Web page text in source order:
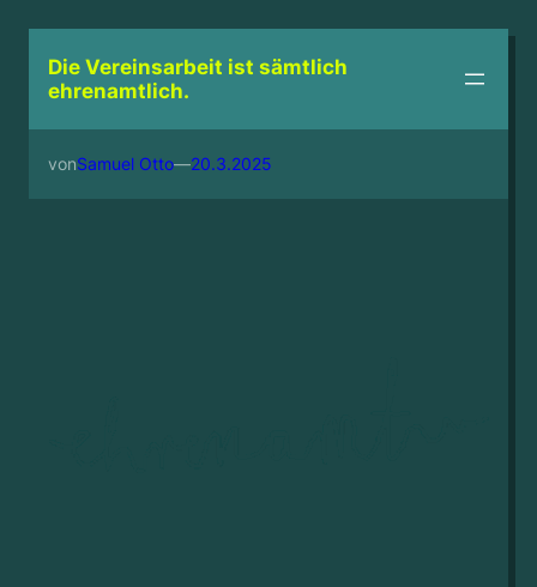
springenDie Vereinsarbeit ist sämtlich
ehrenamtlich.
vonSamuel Otto—20.3.2025